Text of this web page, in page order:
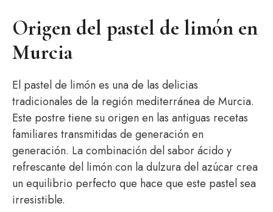
Origen del pastel de limón en
Murcia
El pastel de limón es una de las delicias
tradicionales de la región mediterránea de Murcia.
Este postre tiene su origen en las antiguas recetas
familiares transmitidas de generación en
generación. La combinación del sabor ácido y
refrescante del limón con la dulzura del azúcar crea
un equilibrio perfecto que hace que este pastel sea
irresistible.